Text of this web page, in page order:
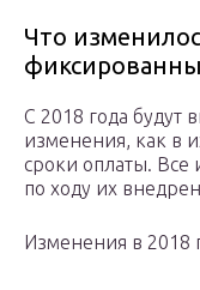
Что
С 2018 года
изменения, как в
сроки оплаты. Все
по ходу их
Изменения в 2018